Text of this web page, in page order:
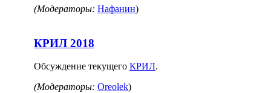
(Модераторы: Нафанин)
КРИЛ 2018
Обсуждение текущего КРИЛ.
(Модераторы: Oreolek)